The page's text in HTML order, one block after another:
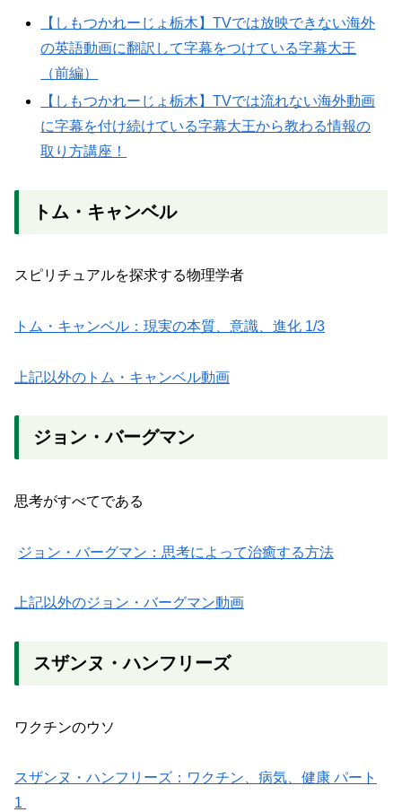
【しもつかれーじょ栃木】TVでは放映できない海外
の英語動画に翻訳して字幕をつけている字幕大王
（前編）
【しもつかれーじょ栃木】TVでは流れない海外動画
に字幕を付け続けている字幕大王から教わる情報の
取り方講座！
トム・キャンベル
スピリチュアルを探求する物理学者
トム・キャンベル：現実の本質、意識、進化 1/3
上記以外のトム・キャンベル動画
ジョン・バーグマン
思考がすべてである
ジョン・バーグマン：思考によって治癒する方法
上記以外のジョン・バーグマン動画
スザンヌ・ハンフリーズ
ワクチンのウソ
スザンヌ・ハンフリーズ：ワクチン、病気、健康 パート
1